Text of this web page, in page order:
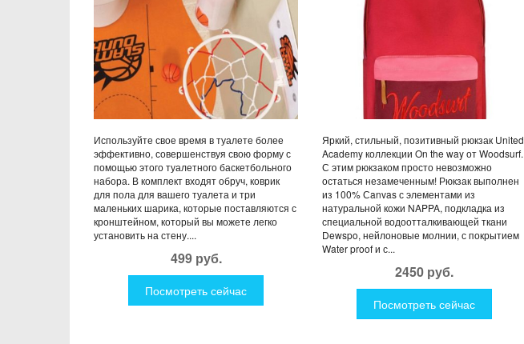
Используйте свое время в туалете более
эффективно, совершенствуя свою форму с
помощью этого туалетного баскетбольного
набора. В комплект входят обруч, коврик
для пола для вашего туалета и три
маленьких шарика, которые поставляются с
кронштейном, который вы можете легко
установить на стену....
499 руб.
Посмотреть сейчас
Яркий, стильный, позитивный рюкзак United
Academy коллекции On the way от Woodsurf.
С этим рюкзаком просто невозможно
остаться незамеченным! Рюкзак выполнен
из 100% Сanvas с элементами из
натуральной кожи NAPPA, подкладка из
специальной водоотталкивающей ткани
Dewspo, нейлоновые молнии, с покрытием
Water proof и с...
2450 руб.
Посмотреть сейчас